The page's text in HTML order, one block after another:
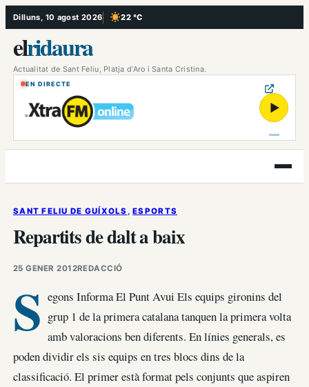
Vés
al
contingut
Dilluns, 10 agost 2026 22 °C
, Cel serè
elridaura
Actualitat de Sant Feliu, Platja d’Aro i Santa Cristina.
EN DIRECTE
▶
Obre
el
SANT FELIU DE GUÍXOLS , ESPORTS
Repartits de dalt a baix
25 GENER 2012REDACCIÓ
S egons Informa El Punt Avui Els equips gironins del
grup 1 de la primera catalana tanquen la primera volta
amb valoracions ben diferents. En línies generals, es
poden dividir els sis equips en tres blocs dins de la
classificació. El primer està format pels conjunts que aspiren